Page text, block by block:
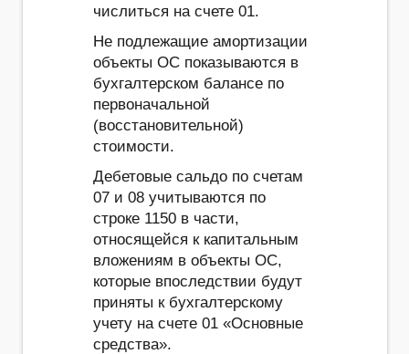
числиться на счете 01.
Не подлежащие амортизации
объекты ОС показываются в
бухгалтерском балансе по
первоначальной
(восстановительной)
стоимости.
Дебетовые сальдо по счетам
07 и 08 учитываются по
строке 1150 в части,
относящейся к капитальным
вложениям в объекты ОС,
которые впоследствии будут
приняты к бухгалтерскому
учету на счете 01 «Основные
средства».